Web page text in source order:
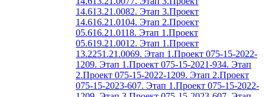
14.613.21.0082. Этап 3.Проект
14.616.21.0104. Этап 2.Проект
05.616.21.0118. Этап 1.Проект
05.619.21.0012. Этап 1.Проект
13.2251.21.0069. Этап 1.Проект 075-15-2022-
1209. Этап 1.Проект 075-15-2021-934. Этап
2.Проект 075-15-2022-1209. Этап 2.Проект
075-15-2023-607. Этап 1.Проект 075-15-2022-